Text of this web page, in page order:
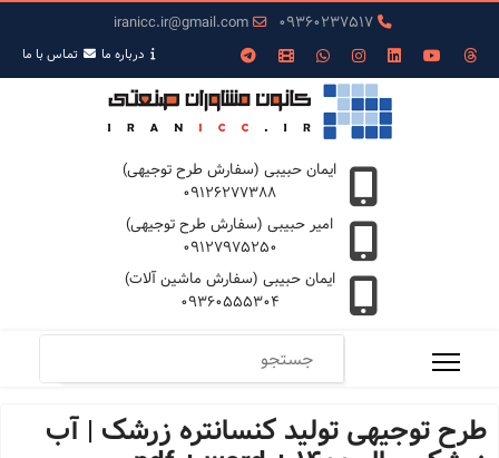
09360237517
iranicc.ir@gmail.com
درباره ما تمـاس با ما
ایمان حبیبی (سفارش طرح توجیهی)
09126277388
امیر حبیبی (سفارش طرح توجیهی)
09127975250
ایمان حبیبی (سفارش ماشین آلات)
09360555304
طرح توجیهی تولید کنسانتره زرشک | آب